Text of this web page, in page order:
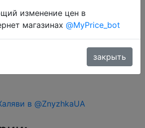
в магазин
4 Coins у додатку через розділ
в @ZnyzhkaUA
изменение цен в
магазинах @MyPrice_bot
закрыть